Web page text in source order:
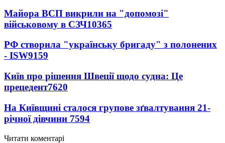
Майора ВСП викрили на "допомозі"
військовому в СЗЧ10365
РФ створила "українську бригаду" з полонених
- ISW9159
Київ про рішення Швеції щодо судна: Це
прецедент7620
На Київщині сталося групове зґвалтування 21-
річної дівчини 7594
Читати коментарі